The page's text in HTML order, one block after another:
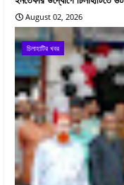
August 02, 2026
চিলাহাটির খবর